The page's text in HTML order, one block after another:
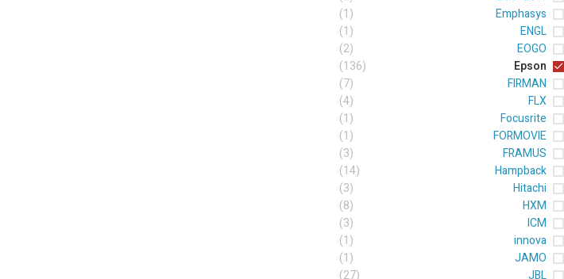
Emphasys
(1)
ENGL
(1)
EOGO
(2)
Epson
(136)
FIRMAN
(7)
FLX
(4)
Focusrite
(1)
FORMOVIE
(1)
FRAMUS
(3)
Hampback
(14)
Hitachi
(3)
HXM
(8)
ICM
(3)
innova
(1)
JAMO
(1)
JBL
(27)